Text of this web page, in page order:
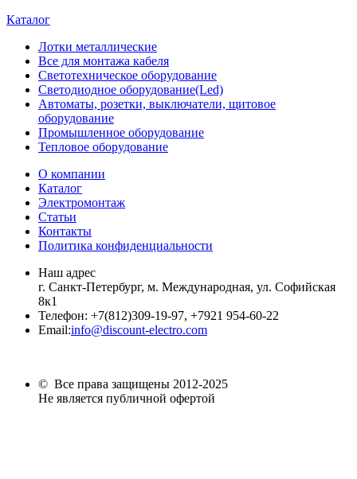
Каталог
Лотки металлические
Все для монтажа кабеля
Светотехническое оборудование
Светодиодное оборудование(Led)
Автоматы, розетки, выключатели, щитовое
оборудование
Промышленное оборудование
Тепловое оборудование
О компании
Каталог
Электромонтаж
Статьи
Контакты
Политика конфиденциальности
Наш адрес
г. Санкт-Петербург, м. Международная, ул. Софийская
8к1
Телефон: +7(812)309-19-97, +7921 954-60-22
Email:info@discount-electro.com
© Все права защищены 2012-2025
Не является публичной офертой